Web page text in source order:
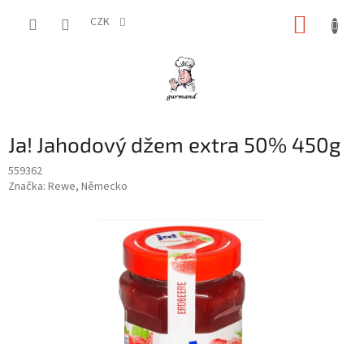
CZK
Ja! Jahodový džem extra 50% 450g
559362
Značka: Rewe, Německo